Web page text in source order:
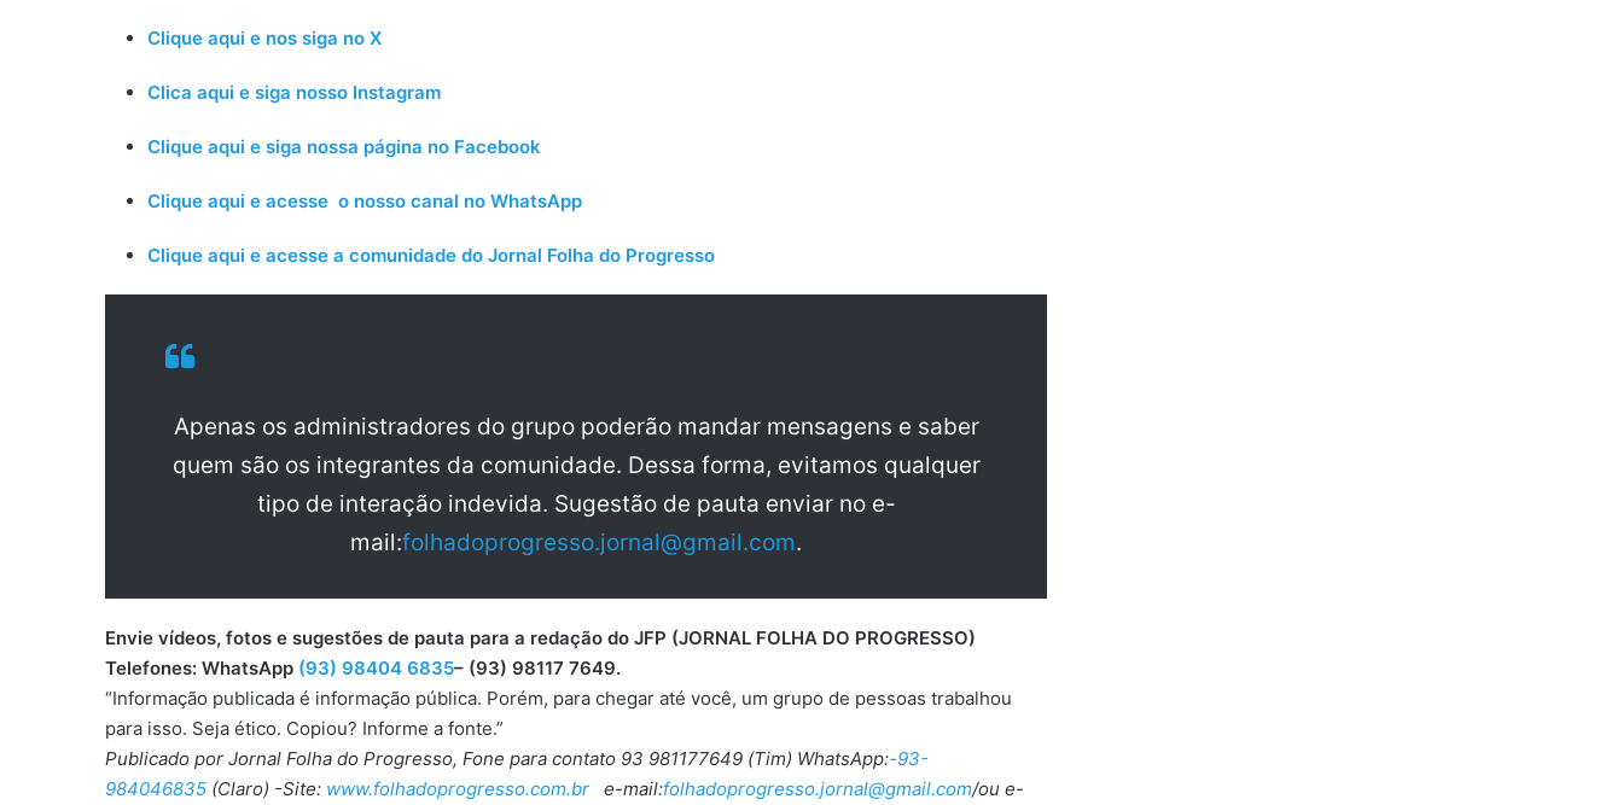
Clique aqui e nos siga no X
Clica aqui e siga nosso Instagram
Clique aqui e siga nossa página no Facebook
Clique aqui e acesse o nosso canal no WhatsApp
Clique aqui e acesse a comunidade do Jornal Folha do Progresso
Apenas os administradores do grupo poderão mandar mensagens e saber
quem são os integrantes da comunidade. Dessa forma, evitamos qualquer
tipo de interação indevida. Sugestão de pauta enviar no e-
mail:folhadoprogresso.jornal@gmail.com.
Envie vídeos, fotos e sugestões de pauta para a redação do JFP (JORNAL FOLHA DO PROGRESSO)
Telefones: WhatsApp (93) 98404 6835– (93) 98117 7649.
“Informação publicada é informação pública. Porém, para chegar até você, um grupo de pessoas trabalhou
para isso. Seja ético. Copiou? Informe a fonte.”
Publicado por Jornal Folha do Progresso, Fone para contato 93 981177649 (Tim) WhatsApp:-93-
984046835 (Claro) -Site: www.folhadoprogresso.com.br e-mail:folhadoprogresso.jornal@gmail.com/ou e-